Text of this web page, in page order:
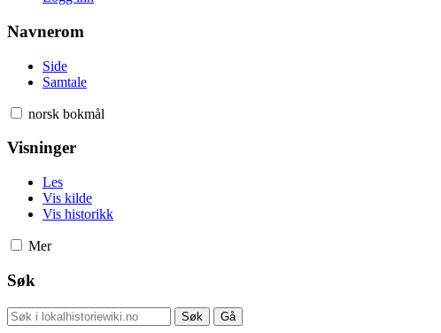
Navnerom
Side
Samtale
norsk bokmål
Visninger
Les
Vis kilde
Vis historikk
Mer
Søk